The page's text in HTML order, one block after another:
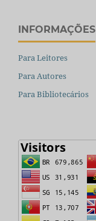
INFORMAÇÕES
Para Leitores
Para Autores
Para Bibliotecários